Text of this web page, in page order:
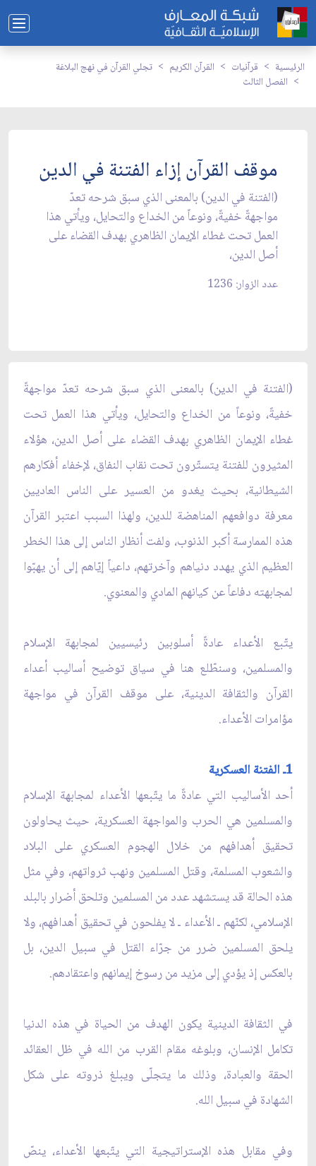
الرئيسية قرآنيات القرآن الكريم
تجلي القرآن في نهج البلاغة
الفصل الثالث
موقف القرآن إزاء الفتنة في الدين
(الفتنة في الدين) بالمعنى الذي سبق شرحه تعدّ
مواجهةً خفيةً، ونوعاً من الخداع والتحايل، ويأتي هذا
العمل تحت غطاء الإيمان الظاهري بهدف القضاء على
أصل الدين،
عدد الزوار: 1236
(الفتنة في الدين) بالمعنى الذي سبق شرحه تعدّ مواجهةً
خفيةً، ونوعاً من الخداع والتحايل، ويأتي هذا العمل تحت
غطاء الإيمان الظاهري بهدف القضاء على أصل الدين، هؤلاء
المثيرون للفتنة يتستّرون تحت نقاب النفاق، لإخفاء أفكارهم
الشيطانية، بحيث يغدو من العسير على الناس العاديين
معرفة دوافعهم المناهضة للدين، ولهذا السبب اعتبر القرآن
هذه الممارسة أكبر الذنوب، ولفت أنظار الناس إلى هذا الخطر
العظيم الذي يهدد دنياهم وآخرتهم، داعياً إيّاهم إلى أن يهبّوا
لمجابهته دفاعاً عن كيانهم المادي والمعنوي.
يتّبع الأعداء عادةً أسلوبين رئيسيين لمجابهة الإسلام
والمسلمين، وسنطّلع هنا في سياق توضيح أساليب أعداء
القرآن والثقافة الدينية، على موقف القرآن في مواجهة
مؤامرات الأعداء.
1ـ الفتنة العسكرية
أحد الأساليب التي عادةً ما يتّبعها الأعداء لمجابهة الإسلام
والمسلمين هي الحرب والمواجهة العسكرية، حيث يحاولون
تحقيق أهدافهم من خلال الهجوم العسكري على البلاد
والشعوب المسلمة، وقتل المسلمين ونهب ثرواتهم، وفي مثل
هذه الحالة قد يستشهد عدد من المسلمين وتلحق أضرار بالبلد
الإسلامي، لكنّهم ـ الأعداء ـ لا يفلحون في تحقيق أهدافهم، ولا
يلحق المسلمين ضرر من جرّاء القتل في سبيل الدين، بل
بالعكس إذ يؤدي إلى مزيد من رسوخ إيمانهم واعتقادهم.
في الثقافة الدينية يكون الهدف من الحياة في هذه الدنيا
تكامل الإنسان، وبلوغه مقام القرب من الله في ظل العقائد
الحقة والعبادة، وذلك ما يتجلّى ويبلغ ذروته على شكل
الشهادة في سبيل الله.
وفي مقابل هذه الإستراتيجية التي يتّبعها الأعداء، ينصّ